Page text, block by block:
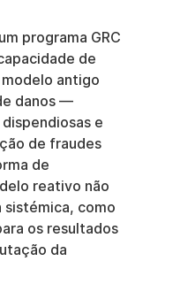
programa GRC
de
antigo
danos —
e
de fraudes
de
reativo não
sistémica, como
os resultados
da